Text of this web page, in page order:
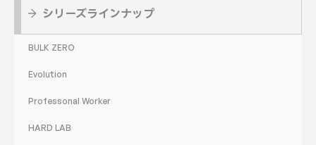
シリーズラインナップ
BULK ZERO
Evolution
Professonal Worker
HARD LAB